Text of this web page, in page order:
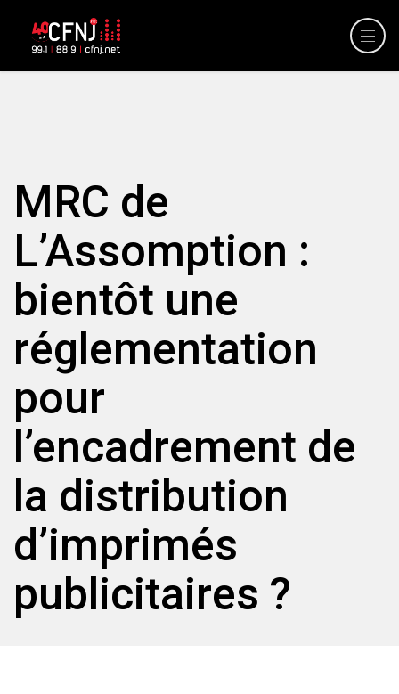
MRC de
L’Assomption :
bientôt une
réglementation
pour
l’encadrement de
la distribution
d’imprimés
publicitaires ?